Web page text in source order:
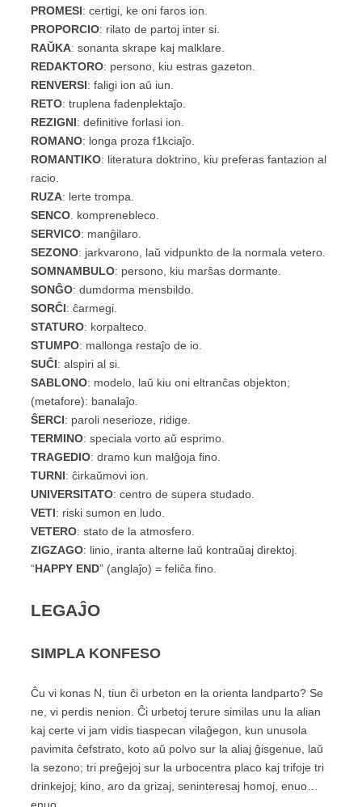
PROMESI: certigi, ke oni faros ion.
PROPORCIO: rilato de partoj inter si.
RAŬKA: sonanta skrape kaj malklare.
REDAKTORO: persono, kiu estras gazeton.
RENVERSI: faligi ion aŭ iun.
RETO: truplena fadenplektaĵo.
REZIGNI: definitive forlasi ion.
ROMANO: longa proza f1kciaĵo.
ROMANTIKO: literatura doktrino, kiu preferas fantazion al
racio.
RUZA: lerte trompa.
SENCO . komprenebleco.
SERVICO: manĝilaro.
SEZONO: jarkvarono, laŭ vidpunkto de la normala vetero.
SOMNAMBULO: persono, kiu marŝas dormante.
SONĜO: dumdorma mensbildo.
SORĈI: ĉarmegi.
STATURO: korpalteco.
STUMPO: mallonga restaĵo de io.
SUĈI: alspiri al si.
SABLONO: modelo, laŭ kiu oni eltranĉas objekton;
(metafore): banalaĵo.
ŜERCI: paroli neserioze, ridige.
TERMINO: speciala vorto aŭ esprimo.
TRAGEDIO: dramo kun malĝoja fino.
TURNI: ĉirkaŭmovi ion.
UNIVERSITATO: centro de supera studado.
VETI: riski sumon en ludo.
VETERO: stato de la atmosfero.
ZIGZAGO: linio, iranta alterne laŭ kontraŭaj direktoj.
“HAPPY END” (anglaĵo) = feliĉa fino.
LEGAĴO
SIMPLA KONFESO
Ĉu vi konas N, tiun ĉi urbeton en la orienta landparto? Se
ne, vi perdis nenion. Ĉi urbetoj terure similas unu la alian
kaj certe vi jam vidis tiaspecan vilaĝegon, kun unusola
pavimita ĉefstrato, koto aŭ polvo sur la aliaj ĝisgenue, laŭ
la sezono; tri preĝejoj sur la urbocentra placo kaj trifoje tri
drinkejoj; kino, aro da grizaj, seninteresaj homoj, enuo…